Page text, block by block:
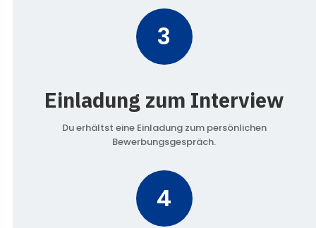
3
Einladung zum Interview
Du erhältst eine Einladung zum persönlichen
Bewerbungsgespräch.
4